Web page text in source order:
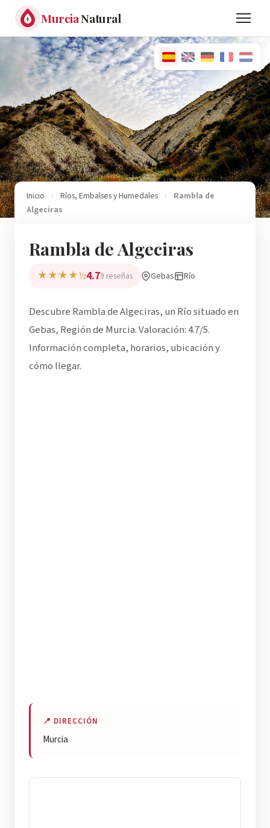
MurciaNatural
Inicio › Ríos, Embalses y Humedales ›
Rambla de
Algeciras
Rambla de Algeciras
★★★★½4.79 reseñas Gebas Río
Descubre Rambla de Algeciras, un Río situado en
Gebas, Región de Murcia. Valoración: 4.7/5.
Información completa, horarios, ubicación y
cómo llegar.
📍 DIRECCIÓN
Murcia